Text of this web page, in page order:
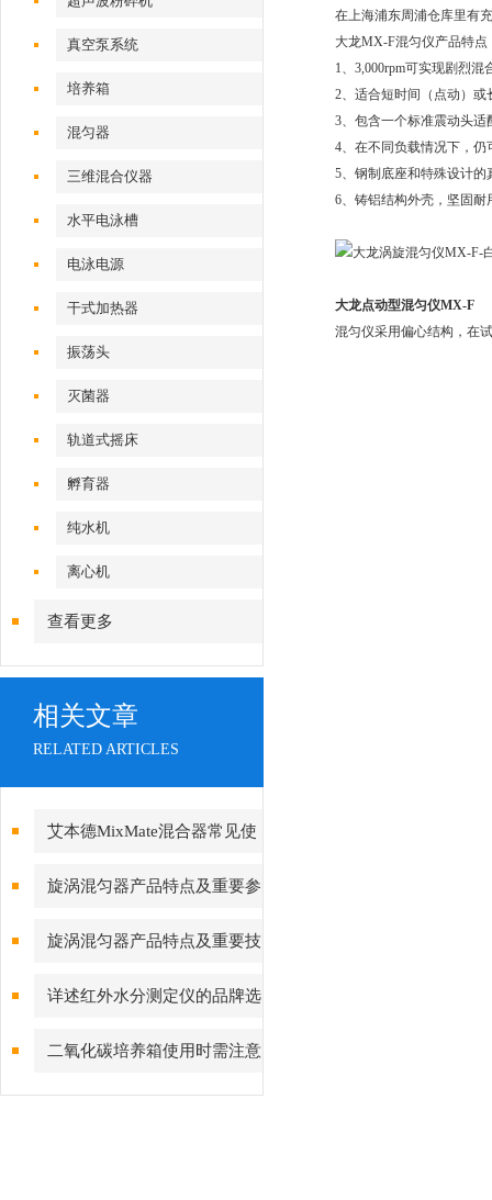
真空泵系统
培养箱
混匀器
三维混合仪器
水平电泳槽
电泳电源
干式加热器
振荡头
灭菌器
轨道式摇床
孵育器
纯水机
离心机
查看更多
相关文章
RELATED ARTICLES
艾本德MixMate混合器常见使
用问题解答
旋涡混匀器产品特点及重要参
数简介
旋涡混匀器产品特点及重要技
术参数介绍
详述红外水分测定仪的品牌选
择及型号推荐
二氧化碳培养箱使用时需注意
哪些事项
在上海浦东周浦仓库里有
大龙MX-F混匀仪产品特点
1、3,000rpm可实现剧烈混
2、适合短时间（点动）或
3、包含一个标准震动头适
4、在不同负载情况下，仍
5、钢制底座和特殊设计
6、铸铝结构外壳，坚固耐
大龙点动型混匀仪MX-F
混匀仪采用偏心结构，在